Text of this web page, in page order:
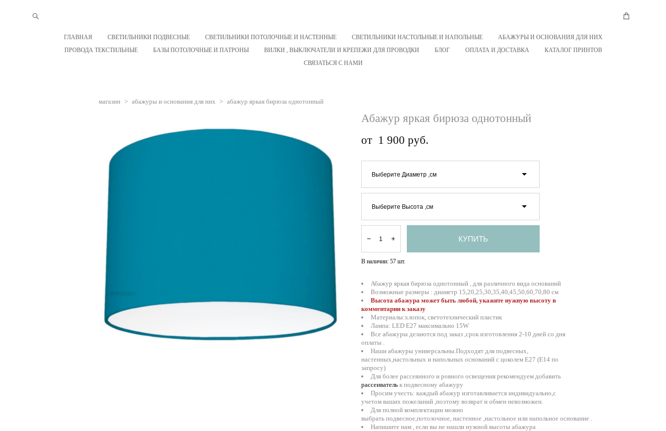
ГЛАВНАЯ СВЕТИЛЬНИКИ ПОДВЕСНЫЕ СВЕТИЛЬНИКИ ПОТОЛОЧНЫЕ И НАСТЕННЫЕ СВЕТИЛЬНИКИ НАСТОЛЬНЫЕ И НАПОЛЬНЫЕ
АБАЖУРЫ И ОСНОВАНИЯ ДЛЯ НИХ
ПРОВОДА ТЕКСТИЛЬНЫЕ
БАЗЫ ПОТОЛОЧНЫЕ И ПАТРОНЫ ВИЛКИ , ВЫКЛЮЧАТЕЛИ И КРЕПЕЖИ ДЛЯ ПРОВОДКИ БЛОГ ОПЛАТА И ДОСТАВКА
КАТАЛОГ ПРИНТОВ
СВЯЗАТЬСЯ С НАМИ
магазин > абажуры и основания для них > абажур яркая бирюза однотонный
Абажур яркая бирюза однотонный
от 1 900 pуб.
Выберите Диаметр ,см
Выберите Высота ,см
В наличии: 57шт.
КУПИТЬ
Абажур яркая бирюза однотонный , для различного вида оснований
Возможные размеры : диаметр 15,20,25,30,35,40,45,50,60,70,80 см
Высота абажура может быть любой, укажите нужную высоту в
комментарии к заказу
Материалы:хлопок, светотехнический пластик
Лампа: LED E27 максимально 15W
Все абажуры делаются под заказ ,срок изготовления 2-10 дней со дня
оплаты .
Наши абажуры универсальны.Подходят для подвесных,
настенных,настольных и напольных оснований c цоколем E27 (E14 по
запросу)
Для более рассеянного и ровного освещения рекомендуем добавить
рассеивательк подвесному абажуру
Просим учесть: каждый абажур изготавливается индивидуально,с
учетом ваших пожеланий ,поэтому возврат и обмен невозможен.
Для полной комплектации можно
выбрать подвесное,потолочное, настенное,настольноеилинапольное основание.
Напишите нам , если вы не нашли нужной высоты абажура